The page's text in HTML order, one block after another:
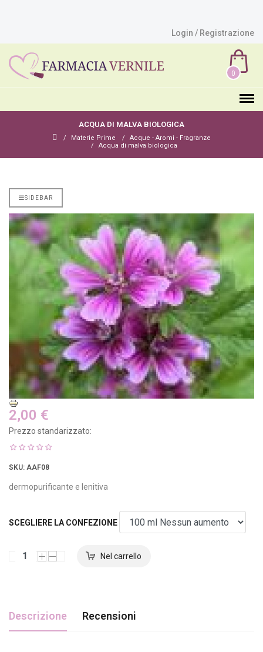
Login / Registrazione
0
ACQUA DI MALVA BIOLOGICA
Materie Prime
Acque - Aromi - Fragranze
Acqua di malva biologica
SIDEBAR
2,00 €
Prezzo standarizzato:
SKU: AAF08
dermopurificante e lenitiva
SCEGLIERE LA CONFEZIONE
Descrizione Recensioni